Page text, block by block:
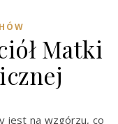
Matki